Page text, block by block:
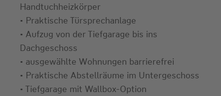
Handtuchheizkörper
• Praktische Türsprechanlage
• Aufzug von der Tiefgarage bis ins
Dachgeschoss
• ausgewählte Wohnungen barrierefrei
• Praktische Abstellräume im Untergeschoss
• Tiefgarage mit Wallbox-Option